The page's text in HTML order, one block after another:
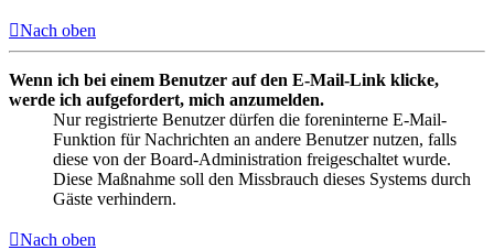
Nach oben
Wenn ich bei einem Benutzer auf den E-Mail-Link klicke,
werde ich aufgefordert, mich anzumelden.
Nur registrierte Benutzer dürfen die foreninterne E-Mail-
Funktion für Nachrichten an andere Benutzer nutzen, falls
diese von der Board-Administration freigeschaltet wurde.
Diese Maßnahme soll den Missbrauch dieses Systems durch
Gäste verhindern.
Nach oben